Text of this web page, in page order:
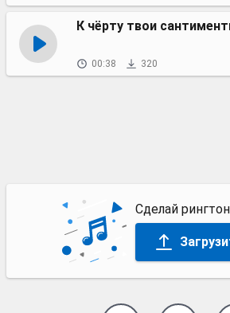
К чёрту твои
00:38 320
Сделай